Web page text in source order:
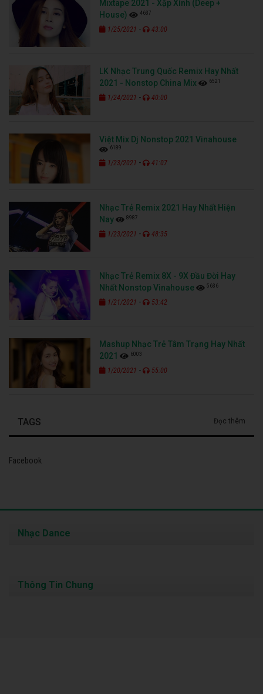
Mixtape 2021 - Xập Xình (Deep +
House)
4637
1/25/2021 - 43:00
LK Nhạc Trung Quốc Remix Hay Nhất
2021 - Nonstop China Mix
6521
1/24/2021 - 40:00
Việt Mix Dj Nonstop 2021 Vinahouse
6189
1/23/2021 - 41:07
Nhạc Trẻ Remix 2021 Hay Nhất Hiện
Nay
8987
1/23/2021 - 48:35
Nhạc Trẻ Remix 8X - 9X Đầu Đời Hay
Nhất Nonstop Vinahouse
5636
1/21/2021 - 53:42
Mashup Nhạc Trẻ Tâm Trạng Hay Nhất
2021
6003
1/20/2021 - 55:00
TAGS Đọc thêm
Facebook
Nhạc Dance
Thông Tin Chung